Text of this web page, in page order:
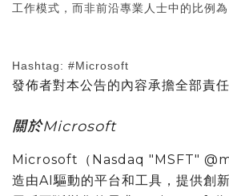
工作模式，而非前沿專業人士中的比例為
Hashtag: #Microsoft
發佈者對本公告的內容承擔全部責任
關於Microsoft
Microsoft（Nasdaq "MSFT"
造由AI驅動的平台和工具，提供創